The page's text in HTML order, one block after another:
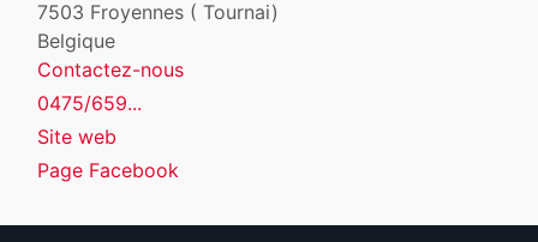
7503 Froyennes ( Tournai)
Belgique
Contactez-nous
0475/659...
Site web
Page Facebook